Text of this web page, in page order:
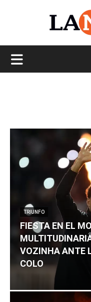
TRIUNFO
FIESTA EN EL
VOZINHA ANTE
COLO